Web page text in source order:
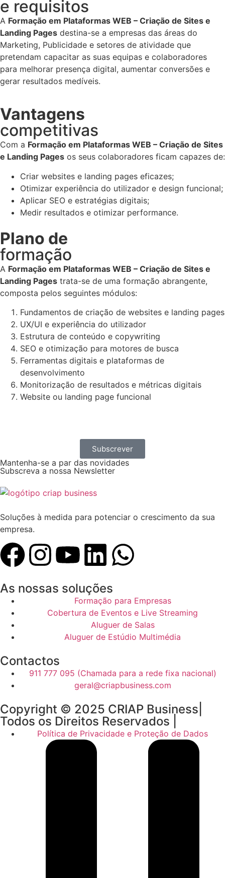
e requisitos
A Formação em Plataformas WEB – Criação de Sites e
Landing Pages destina-se a empresas das áreas do
Marketing, Publicidade e setores de atividade que
pretendam capacitar as suas equipas e colaboradores
para melhorar presença digital, aumentar conversões e
gerar resultados medíveis.
Vantagens
competitivas
Com a Formação em Plataformas WEB – Criação de Sites
e Landing Pages os seus colaboradores ficam capazes de:
Criar websites e landing pages eficazes;
Otimizar experiência do utilizador e design funcional;
Aplicar SEO e estratégias digitais;
Medir resultados e otimizar performance.
Plano de
formação
A Formação em Plataformas WEB – Criação de Sites e
Landing Pages trata-se de uma formação abrangente,
composta pelos seguintes módulos:
Fundamentos de criação de websites e landing pages
UX/UI e experiência do utilizador
Estrutura de conteúdo e copywriting
SEO e otimização para motores de busca
Ferramentas digitais e plataformas de
desenvolvimento
Monitorização de resultados e métricas digitais
Website ou landing page funcional
Subscrever
Mantenha-se a par das novidades
Subscreva a nossa Newsletter
Soluções à medida para potenciar o crescimento da sua
empresa.
As nossas soluções
Formação para Empresas
Cobertura de Eventos e Live Streaming
Aluguer de Salas
Aluguer de Estúdio Multimédia
Contactos
911 777 095 (Chamada para a rede fixa nacional)
geral@criapbusiness.com
Copyright © 2025 CRIAP Business|
Todos os Direitos Reservados |
Política de Privacidade e Proteção de Dados